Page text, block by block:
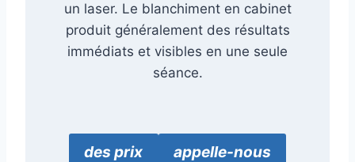
un laser. Le blanchiment en cabinet
produit généralement des résultats
immédiats et visibles en une seule
séance.
des prix appelle-nous